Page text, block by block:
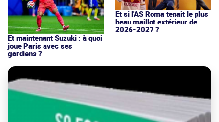
Et maintenant Suzuki : à quoi
joue Paris avec ses
gardiens ?
Et si l'AS Roma tenait le plus
beau maillot extérieur de
2026-2027 ?